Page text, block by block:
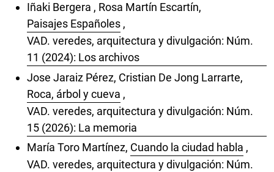
Iñaki Bergera , Rosa Martín Escartín,
Paisajes Españoles ,
VAD. veredes, arquitectura y divulgación: Núm.
11 (2024): Los archivos
Jose Jaraiz Pérez, Cristian De Jong Larrarte,
Roca, árbol y cueva ,
VAD. veredes, arquitectura y divulgación: Núm.
15 (2026): La memoria
María Toro Martínez, Cuando la ciudad habla ,
VAD. veredes, arquitectura y divulgación: Núm.